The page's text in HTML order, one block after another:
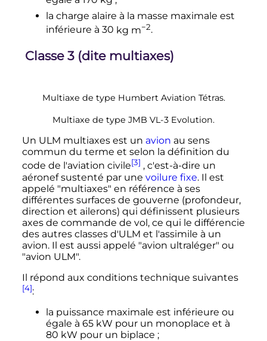
la charge alaire à la masse maximale est
inférieure à 30 kg m−2.
Classe 3 (dite multiaxes)
Multiaxe de type Humbert Aviation Tétras.
Multiaxe de type JMB VL-3 Evolution.
Un ULM multiaxes est un avion au sens
commun du terme et selon la définition du
code de l'aviation civile[3] , c'est-à-dire un
aéronef sustenté par une voilure fixe. Il est
appelé "multiaxes" en référence à ses
différentes surfaces de gouverne (profondeur,
direction et ailerons) qui définissent plusieurs
axes de commande de vol, ce qui le différencie
des autres classes d'ULM et l'assimile à un
avion. Il est aussi appelé "avion ultraléger" ou
"avion ULM".
Il répond aux conditions technique suivantes
[4]:
la puissance maximale est inférieure ou
égale à 65 kW pour un monoplace et à
80 kW pour un biplace ;